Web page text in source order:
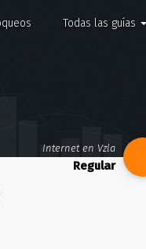
Internet en Vzla
Todas las guías